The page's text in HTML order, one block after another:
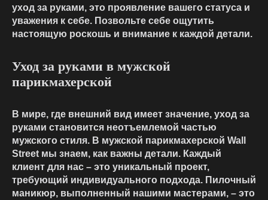
уход за руками, это проявление вашего статуса и
уважения к себе. Позвольте себе ощутить
настоящую роскошь и внимание к каждой детали.
Уход за руками в мужской
парикмахерской
В мире, где внешний вид имеет значение, уход за
руками становится неотъемлемой частью
мужского стиля. В мужской парикмахерской Wall
Street мы знаем, как важны детали. Каждый
клиент для нас – это уникальный проект,
требующий индивидуального подхода. Пилочный
маникюр, выполненный нашими мастерами, – это